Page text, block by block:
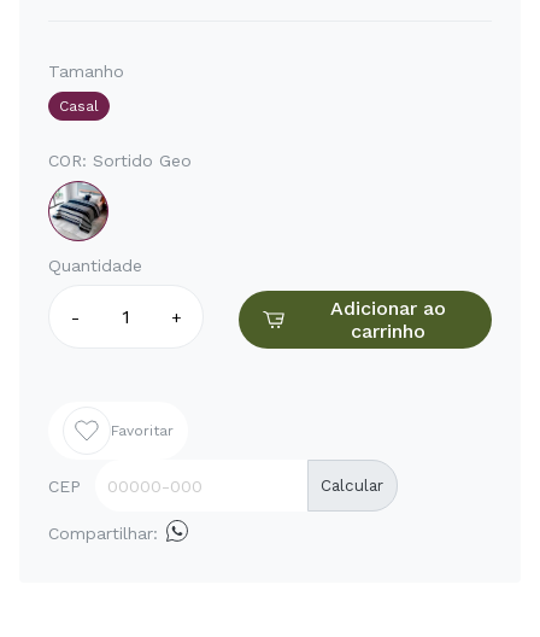
Tamanho
Casal
COR: Sortido Geo
Quantidade
- +
Adicionar ao
carrinho
Favoritar
CEP Calcular
Compartilhar: